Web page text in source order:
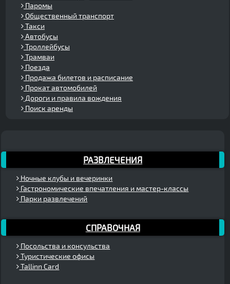
Паромы
Общественный транспорт
Такси
Автобусы
Троллейбусы
Трамваи
Поезда
Продажа билетов и расписание
Прокат автомобилей
Дороги и правила вождения
Поиск аренды
РАЗВЛЕЧЕНИЯ
Ночные клубы и вечеринки
Гастрономические впечатления и мастер-классы
Парки развлечений
СПРАВОЧНАЯ
Посольства и консульства
Туристические офисы
Tallinn Card